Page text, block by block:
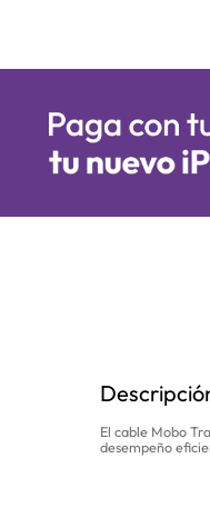
El cable Mobo
desempeño